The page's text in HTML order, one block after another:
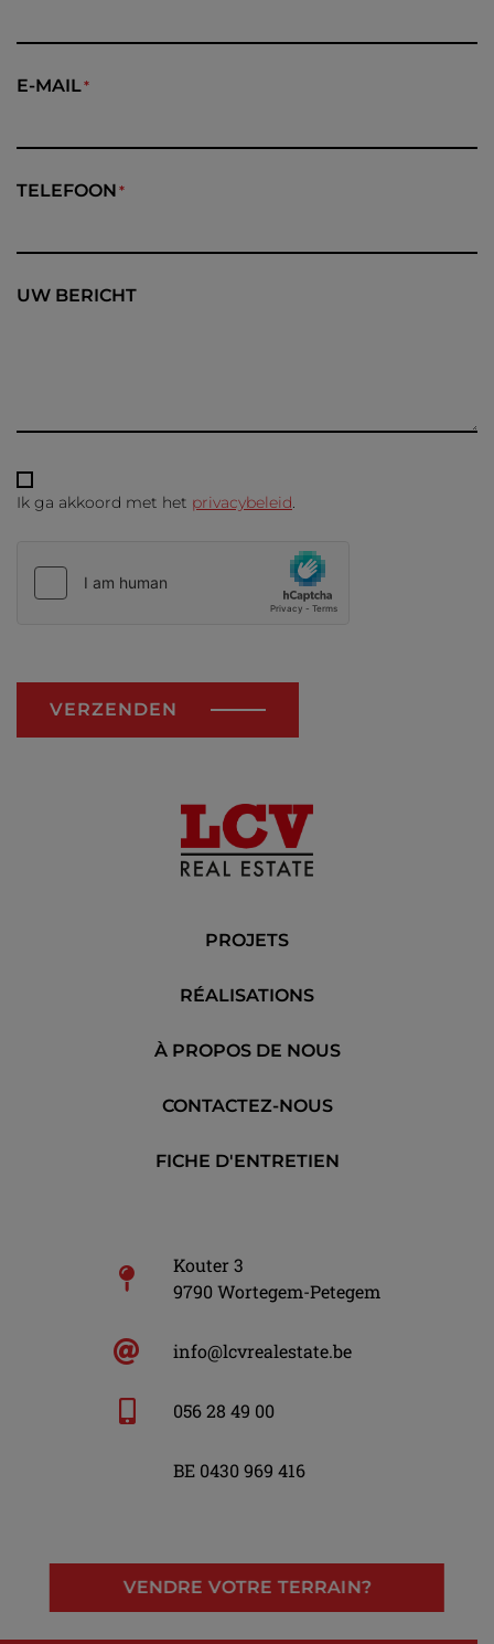
E-MAIL
TELEFOON
UW BERICHT
Ik ga akkoord met het privacybeleid.
VERZENDEN
PROJETS
RÉALISATIONS
À PROPOS DE NOUS
CONTACTEZ-NOUS
FICHE D'ENTRETIEN
Kouter 3
9790 Wortegem-Petegem
info@lcvrealestate.be
056 28 49 00
BE 0430 969 416
VENDRE VOTRE TERRAIN?